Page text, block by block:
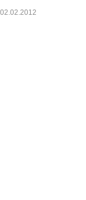
02.02.2012